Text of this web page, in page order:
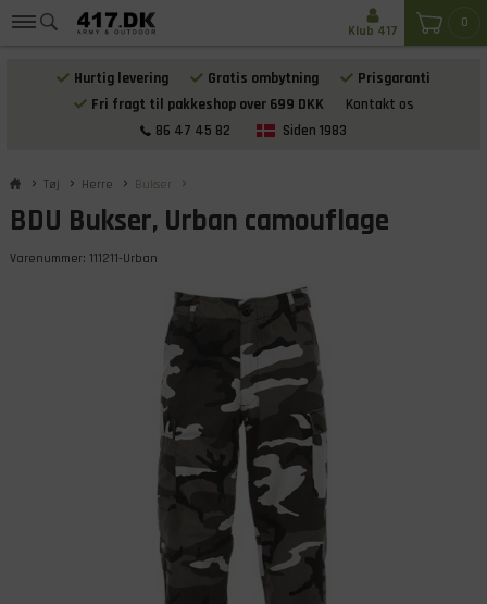
Hurtig levering Gratis ombytning
Prisgaranti
Fri fragt til pakkeshop over 699 DKK
Kontakt os
86 47 45 82
Siden 1983
0
Klub 417
Tøj Herre Bukser
BDU Bukser, Urban camouflage
Varenummer: 111211-Urban